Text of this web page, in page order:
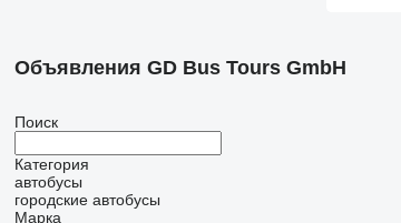
Объявления GD Bus Tours GmbH
Поиск
Категория
автобусы
городские автобусы
Марка